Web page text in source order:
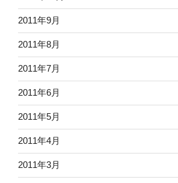
2011年9月
2011年8月
2011年7月
2011年6月
2011年5月
2011年4月
2011年3月